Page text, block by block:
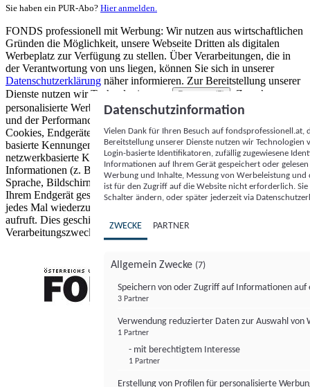
Sie haben ein PUR-Abo? Hier anmelden.
FONDS professionell mit Werbung: Wir nutzen aus wirtschaftlichen
Gründen die Möglichkeit, unsere Webseite Dritten als digitalen
Werbeplatz zur Verfügung zu stellen. Über Verarbeitungen, die in
der Verantwortung von uns liegen, können Sie sich in unserer
Datenschutzerklärung näher informieren. Zur Bereitstellung unserer
Dienste nutzen wir Technologien von
Partnern (5)
. Zwecke:
personalisierte Werbung und Inhalte, Messung von Werbeleistung
und der Performance von Inhalten sowie Zielgruppenforschung.
Cookies, Endgeräte- oder ähnliche Online-Kennungen (z. B. login-
basierte Kennungen, zufällig generierte Kennungen,
netzwerkbasierte Kennungen) können zusammen mit anderen
Informationen (z. B. Browsertyp und Browserinformationen,
Sprache, Bildschirmgröße, unterstützte Technologien usw.) auf
Ihrem Endgerät gespeichert oder von dort ausgelesen werden, um es
jedes Mal wiederzuerkennen, wenn es eine App oder einer Webseite
aufruft. Dies geschieht für einen oder mehrere der hier aufgeführten
Verarbeitungszwecke.
Datenschutzinformation
Vielen Dank für Ihren Besuch auf
Bereitstellung unserer Dienste nutzen wir Technologien
Login-basierte Identifikatoren, zufällig zugewiesene
Informationen auf Ihrem Gerät gespeichert oder
Werbung und Inhalte, Messung von Werbeleistung
ist für den Zugriff auf die Website nicht erforderlich.
Schalter ändern, oder später jederzeit via
ZWECKE PARTNER
Allgemein Zwecke (7)
Speichern von oder Zugriff auf Informationen auf
3 Partner
Verwendung reduzierter Daten zur Auswahl von
1 Partner
- mit berechtigtem Interesse
1 Partner
Erstellung von Profilen für personalisierte
FONDS professionell